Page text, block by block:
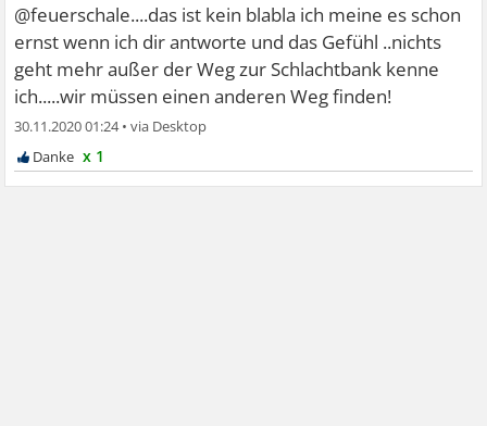
@feuerschale....das ist kein blabla ich meine es schon
ernst wenn ich dir antworte und das Gefühl ..nichts
geht mehr außer der Weg zur Schlachtbank kenne
ich.....wir müssen einen anderen Weg finden!
30.11.2020 01:24•
x 1